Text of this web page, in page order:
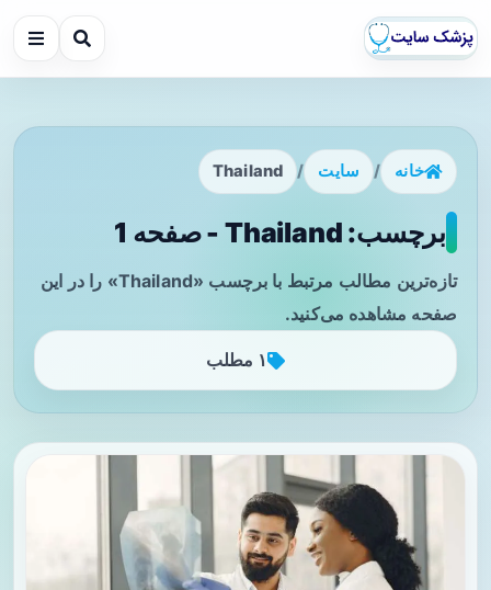
خانه / سایت /
Thailand
برچسب: Thailand - صفحه 1
تازه‌ترین مطالب مرتبط با برچسب «Thailand» را در این
صفحه مشاهده می‌کنید.
۱ مطلب